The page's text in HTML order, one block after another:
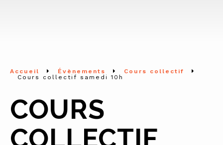
Accueil Évènements
Cours collectif
Cours collectif samedi 10h
COURS
COLLECTIF